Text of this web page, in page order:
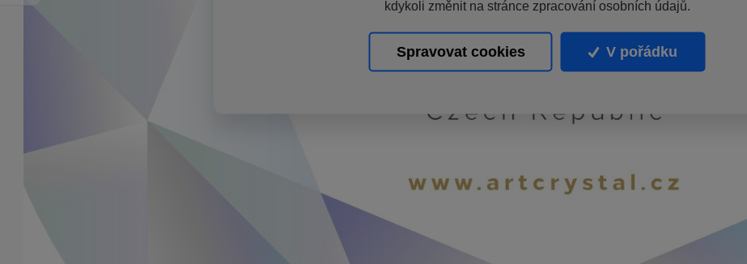
kdykoli změnit na stránce zpracování osobních údajů.
Spravovat cookies V pořádku